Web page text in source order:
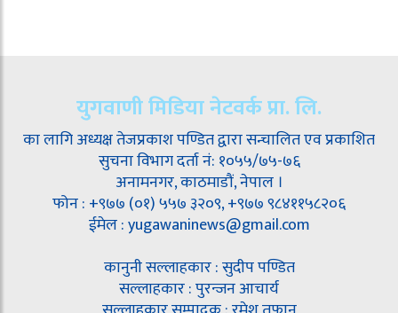
युगवाणी मिडिया नेटवर्क प्रा. लि.
का लागि अध्यक्ष तेजप्रकाश पण्डित द्वारा सन्चालित एव प्रकाशित
सुचना विभाग दर्ता नं: १०५५/७५-७६
अनामनगर, काठमाडौं, नेपाल ।
फोन : +९७७ (०१) ५५७ ३२०९, +९७७ ९८४११५८२०६
ईमेल : yugawaninews@gmail.com
कानुनी सल्लाहकार : सुदीप पण्डित
सल्लाहकार : पुरन्जन आचार्य